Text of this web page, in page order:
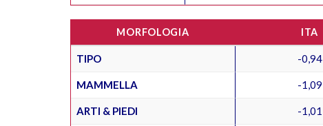
MORFOLOGIA ITA
TIPO -0,94
MAMMELLA -1,09
ARTI & PIEDI -1,01